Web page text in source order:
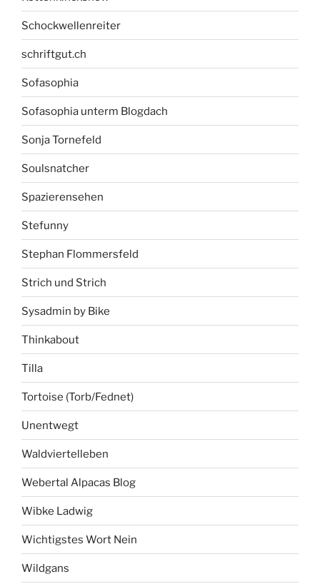
Schockwellenreiter
schriftgut.ch
Sofasophia
Sofasophia unterm Blogdach
Sonja Tornefeld
Soulsnatcher
Spazierensehen
Stefunny
Stephan Flommersfeld
Strich und Strich
Sysadmin by Bike
Thinkabout
Tilla
Tortoise (Torb/Fednet)
Unentwegt
Waldviertelleben
Webertal Alpacas Blog
Wibke Ladwig
Wichtigstes Wort Nein
Wildgans